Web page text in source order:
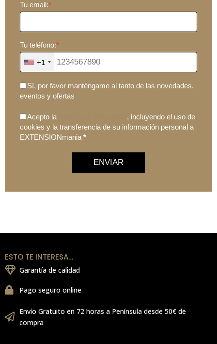
Tu email:*
Tu teléfono:*
+1
Sí, por favor manténgame al tanto de las novedades,
eventos y ofertas
Acepto la
, incluyendo el uso de
cookies y la transferencia de su información personal a
EXTENSIONmania *
ENVIAR
ESTO TE INTERESA…
Garantía de calidad
Pago seguro online
Envío Gratuito en 72 horas a Península desde 50€ de
compra